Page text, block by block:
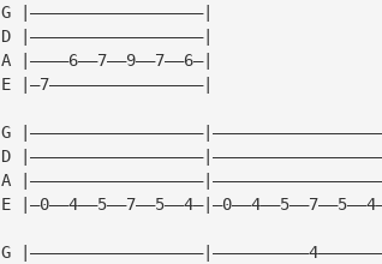
G |——————————————————|
D |——————————————————|
A |————6——7——9——7——6—|
E |—7————————————————|
G
D
A
E
G